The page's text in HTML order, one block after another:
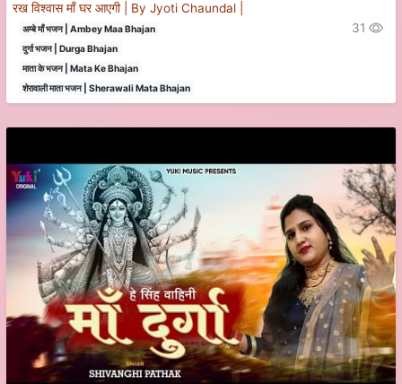
रख विश्वास माँ घर आएगी | By Jyoti Chaundal |
अम्बे माँ भजन | Ambey Maa Bhajan
दुर्गा भजन | Durga Bhajan
माता के भजन | Mata Ke Bhajan
शेरावाली माता भजन | Sherawali Mata Bhajan
31